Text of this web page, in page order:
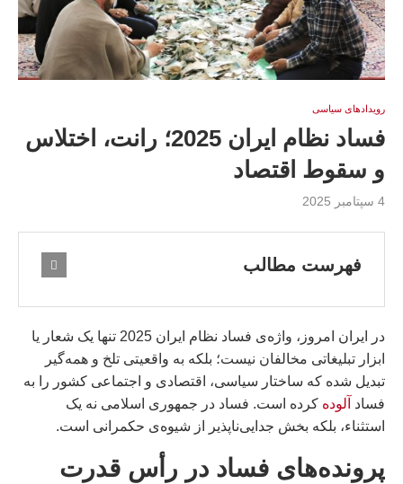
رویدادهای سیاسی
فساد نظام ایران 2025؛ رانت، اختلاس
و سقوط اقتصاد
4 سپتامبر 2025
فهرست مطالب
در ایران امروز، واژه‌ی فساد نظام ایران 2025 تنها یک شعار یا
ابزار تبلیغاتی مخالفان نیست؛ بلکه به واقعیتی تلخ و همه‌گیر
تبدیل شده که ساختار سیاسی، اقتصادی و اجتماعی کشور را به
فساد آلوده کرده است. فساد در جمهوری اسلامی نه یک
استثناء، بلکه بخش جدایی‌ناپذیر از شیوه‌ی حکمرانی است.
پرونده‌های فساد در رأس قدرت